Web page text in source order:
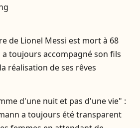
de Lionel Messi est mort à 68
a toujours accompagné son fils
réalisation de ses rêves
d'une nuit et pas d'une vie" :
a toujours été transparent